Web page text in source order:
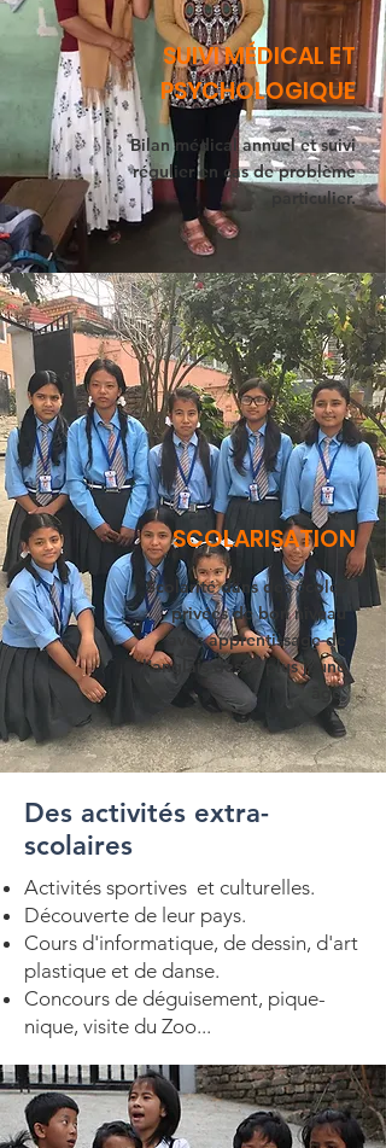
SUIVI MÉDICAL ET
PSYCHOLOGIQUE
Bilan médical annuel et suivi
régulier en cas de problème
particulier.
SCOLARISATION
​Scolarité dans des écoles
privées de bon niveau
avec apprentissage de
l’anglais dès le plus jeune
âge.
Des activités extra-
scolaires
Activités sportives et culturelles.
Découverte de leur pays.
Cours d'informatique, de dessin, d'art
plastique et de danse.
Concours de déguisement, pique-
nique, visite du Zoo...